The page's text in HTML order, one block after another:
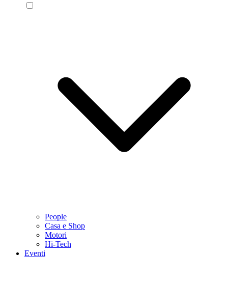
People
Casa e Shop
Motori
Hi-Tech
Eventi